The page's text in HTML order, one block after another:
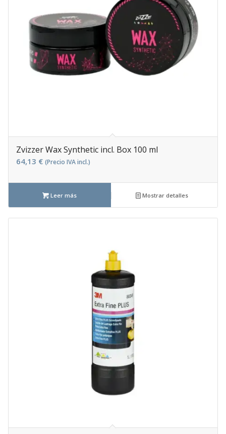
Zvizzer Wax Synthetic incl. Box 100 ml
64,13 € (Precio IVA incl.)
Leer más Mostrar detalles